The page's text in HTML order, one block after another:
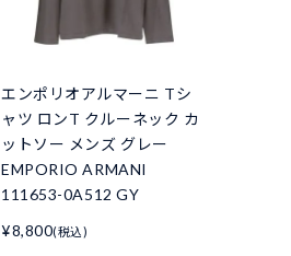
エンポリオアルマーニ Tシ
ャツ ロンT クルーネック カ
ットソー メンズ グレー
EMPORIO ARMANI
111653-0A512 GY
¥8,800(税込)